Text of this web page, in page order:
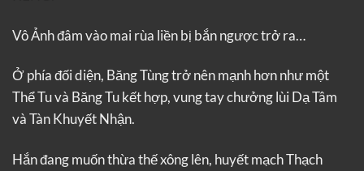
Vô Ảnh đâm vào mai rùa liền bị bắn ngược trở ra…
Ở phía đối diện, Băng Tùng trở nên mạnh hơn như một
Thể Tu và Băng Tu kết hợp, vung tay chưởng lùi Dạ Tâm
và Tàn Khuyết Nhận.
Hắn đang muốn thừa thế xông lên, huyết mạch Thạch